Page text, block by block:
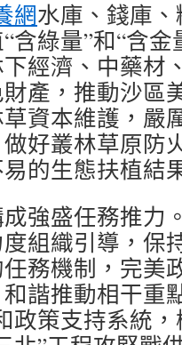
網水庫、錢庫
含綠量”和“含金
經濟、中藥材
產，推動沙區
資本維護，嚴
好叢林草原防
的生態扶植結
強盛任務推力
組織引導，保
務機制，完美
諧推動相干重
政策支持系統